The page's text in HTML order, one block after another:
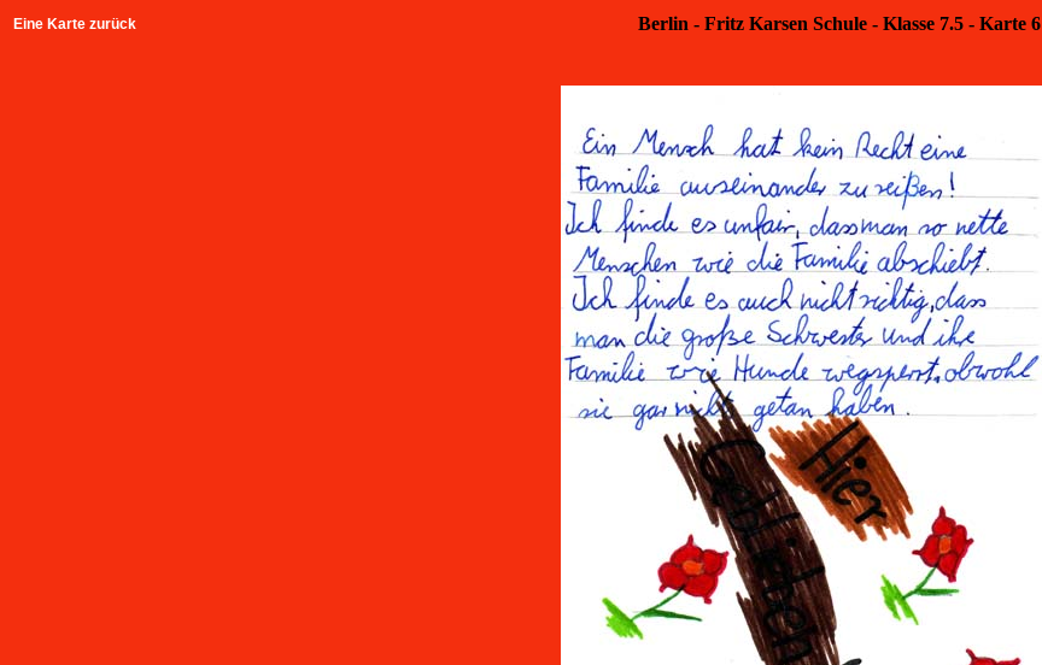
Eine Karte zurück Berlin - Fritz Karsen Schule - Klasse 7.5 - Karte 6